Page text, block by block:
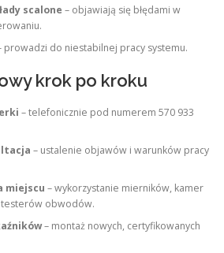
scalone – objawiają się błędami w
prowadzi do niestabilnej pracy systemu.
krok po kroku
– telefonicznie pod numerem 570 933
– ustalenie objawów i warunków pracy
miejscu – wykorzystanie mierników, kamer
obwodów.
– montaż nowych, certyfikowanych